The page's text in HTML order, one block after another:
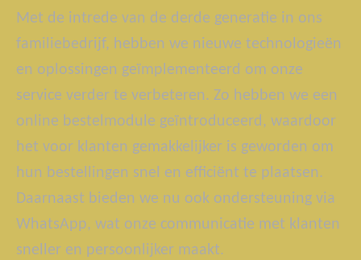
Met de intrede van de derde generatie in ons
familiebedrijf, hebben we nieuwe technologieën
en oplossingen geïmplementeerd om onze
service verder te verbeteren. Zo hebben we een
online bestelmodule geïntroduceerd, waardoor
het voor klanten gemakkelijker is geworden om
hun bestellingen snel en efficiënt te plaatsen.
Daarnaast bieden we nu ook ondersteuning via
WhatsApp, wat onze communicatie met klanten
sneller en persoonlijker maakt.